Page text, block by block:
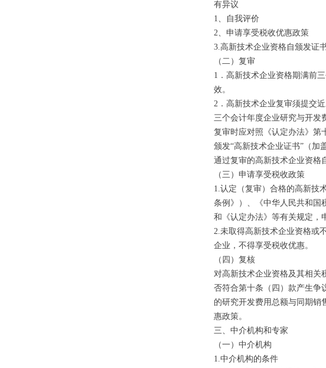
有异议
1、自我评价
2、申请享受税收优惠政策
3.高新技术企业资格自颁发证
（二）复审
1．高新技术企业资格期满前
效。
2．高新技术企业复审须提交
三个会计年度企业研究与开发
复审时应对照《认定办法》第
颁发“高新技术企业证书”（加
通过复审的高新技术企业资格
（三）申请享受税收政策
1.认定（复审）合格的高新技
条例》）、《中华人民共和国
和《认定办法》等有关规定，
2.未取得高新技术企业资格或
企业，不得享受税收优惠。
（四）复核
对高新技术企业资格及其相关
否符合第十条（四）款产生争
的研究开发费用总额与同期销
惠政策。
三、中介机构和专家
（一）中介机构
1.中介机构的条件